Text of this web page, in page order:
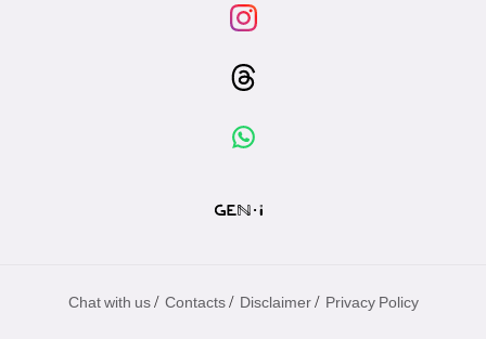
Chat with us / Contacts / Disclaimer / Privacy Policy